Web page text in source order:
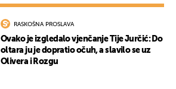
RASKOŠNA PROSLAVA
Ovako je izgledalo vjenčanje Tije Jurčić: Do
oltara ju je dopratio očuh, a slavilo se uz
Olivera i Rozgu